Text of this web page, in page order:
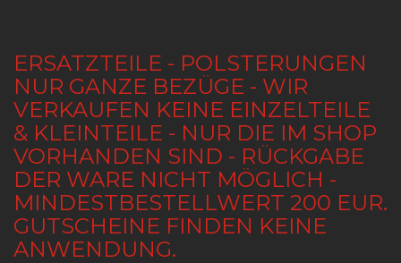
ERSATZTEILE - POLSTERUNGEN
NUR GANZE BEZÜGE - WIR
VERKAUFEN KEINE EINZELTEILE
& KLEINTEILE - NUR DIE IM SHOP
VORHANDEN SIND - RÜCKGABE
DER WARE NICHT MÖGLICH -
MINDESTBESTELLWERT 200 EUR.
GUTSCHEINE FINDEN KEINE
ANWENDUNG.